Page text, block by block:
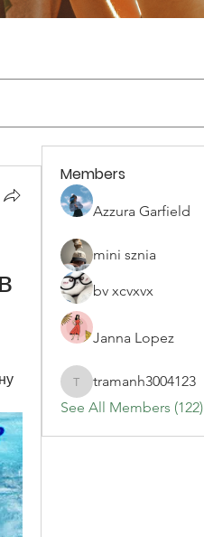
Members
Azzura Garfield
mini sznia
bv xcvxvx
Janna Lopez
tramanh3004123
tramanh3004123
See All Members (122)